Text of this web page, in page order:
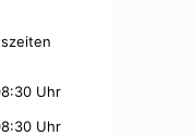
Uhr
Uhr